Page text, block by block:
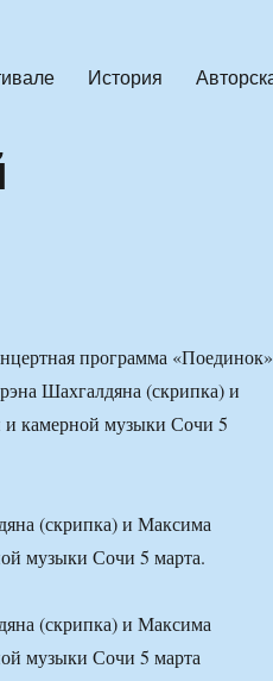
История
программа «Поединок»
Шахгалдяна (скрипка) и
и камерной музыки Сочи 5
(скрипка) и Максима
музыки Сочи 5 марта.
(скрипка) и Максима
музыки Сочи 5 марта